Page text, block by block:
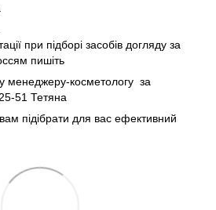
при підборі засобів догляду за
пишіть
менеджеру-косметологу за
51 Тетяна
підібрати для вас ефективний